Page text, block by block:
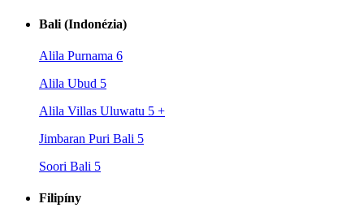
Bali (Indonézia)
Alila Purnama 6
Alila Ubud 5
Alila Villas Uluwatu 5 +
Jimbaran Puri Bali 5
Soori Bali 5
Filipíny